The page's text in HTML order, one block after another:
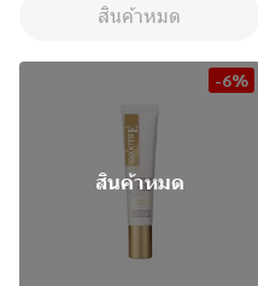
สินค้าหมด
-6%
สินค้าหมด